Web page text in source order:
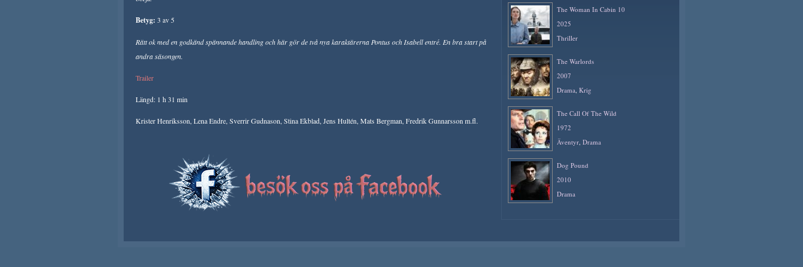
Betyg: 3 av 5
Rätt ok med en godkänd spännande handling och här gör de två nya karaktärerna Pontus och Isabell entré. En bra start på
andra säsongen.
Trailer
Längd: 1 h 31 min
Krister Henriksson, Lena Endre, Sverrir Gudnason, Stina Ekblad, Jens Hultén, Mats Bergman, Fredrik Gunnarsson m.fl.
The Woman In Cabin 10
2025
Thriller
The Warlords
2007
Drama, Krig
The Call Of The Wild
1972
Äventyr, Drama
Dog Pound
2010
Drama